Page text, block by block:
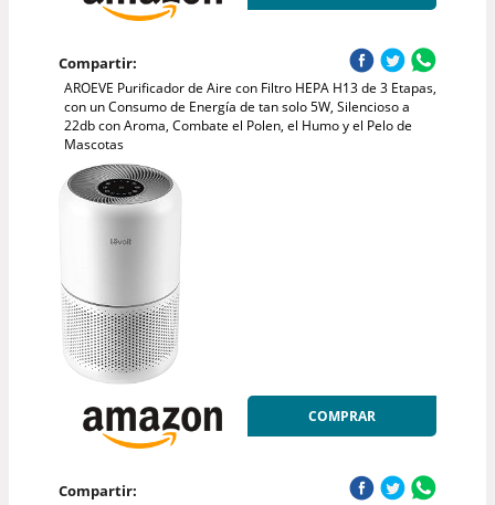
Compartir:
AROEVE Purificador de Aire con Filtro HEPA H13 de 3 Etapas,
con un Consumo de Energía de tan solo 5W, Silencioso a
22db con Aroma, Combate el Polen, el Humo y el Pelo de
Mascotas
COMPRAR
Compartir: